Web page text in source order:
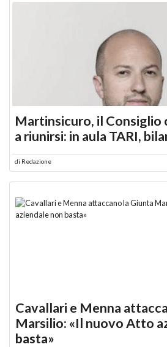
Martinsicuro, il Consiglio
a riunirsi: in aula TARI,
di Redazione
Cavallari e Menna
Marsilio: «Il nuovo Atto
basta»